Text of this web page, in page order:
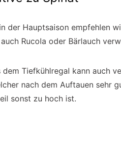
der Hauptsaison empfehlen
Rucola oder Bärlauch
dem Tiefkühlregal kann auch
nach dem Auftauen sehr
sonst zu hoch ist.